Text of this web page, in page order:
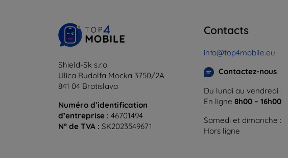
Shield-Sk s.r.o.
Ulica Rudolfa Mocka 3750/2A
841 04 Bratislava
Numéro d’identification
d’entreprise : 46701494
N° de TVA : SK2023549671
Contacts
info@top4mobile.eu
Contactez-nous
Du lundi au vendredi :
En ligne 8h00 – 16h00
Samedi et dimanche :
Hors ligne